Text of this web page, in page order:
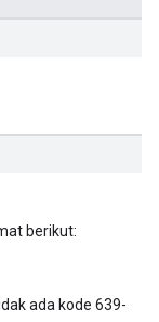
berikut:
ada kode 639-